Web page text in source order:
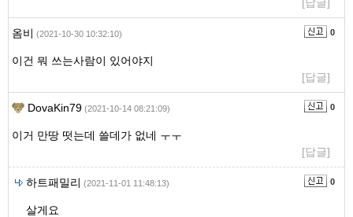
옴비 (2021-10-30 10:32:10) 0
이건 뭐 쓰는사람이 있어야지
[답글]
DovaKin79 (2021-10-14 08:21:09) 0
이거 만땅 떳는데 쓸데가 없네 ㅜㅜ
[답글]
하트패밀리 (2021-11-01 11:48:13) 0
살게요